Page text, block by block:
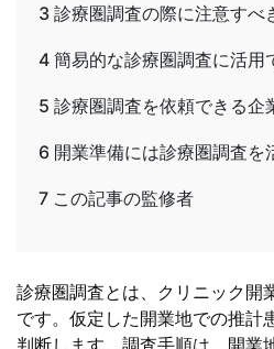
3 診療圏調査の際に注意すべ
4 簡易的な診療圏調査に活用
5 診療圏調査を依頼できる企
6 開業準備には診療圏調査を
7 この記事の監修者
診療圏調査とは、クリニック開
です。仮定した開業地での推計
判断します。調査手順は、開業